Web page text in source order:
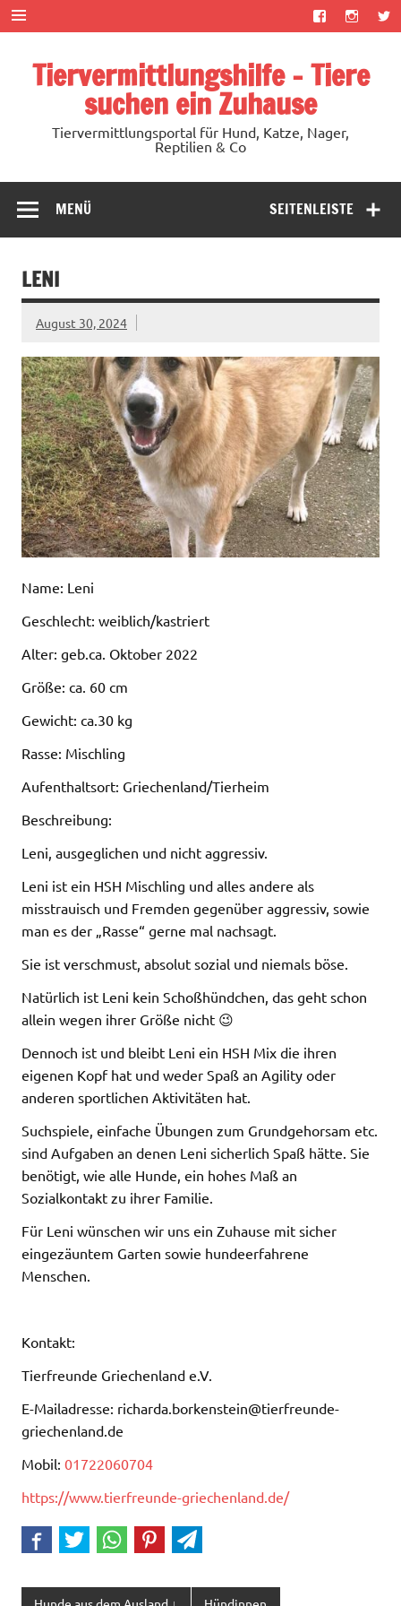
Zum
Inhalt
springen
Tiervermittlungshilfe – Tiere
suchen ein Zuhause
Tiervermittlungsportal für Hund, Katze, Nager,
Reptilien & Co
SEITENLEISTE
MENÜ
LENI
August 30, 2024
Name: Leni
Geschlecht: weiblich/kastriert
Alter: geb.ca. Oktober 2022
Größe: ca. 60 cm
Gewicht: ca.30 kg
Rasse: Mischling
Aufenthaltsort: Griechenland/Tierheim
Beschreibung:
Leni, ausgeglichen und nicht aggressiv.
Leni ist ein HSH Mischling und alles andere als
misstrauisch und Fremden gegenüber aggressiv, sowie
man es der „Rasse“ gerne mal nachsagt.
Sie ist verschmust, absolut sozial und niemals böse.
Natürlich ist Leni kein Schoßhündchen, das geht schon
allein wegen ihrer Größe nicht 😉
Dennoch ist und bleibt Leni ein HSH Mix die ihren
eigenen Kopf hat und weder Spaß an Agility oder
anderen sportlichen Aktivitäten hat.
Suchspiele, einfache Übungen zum Grundgehorsam etc.
sind Aufgaben an denen Leni sicherlich Spaß hätte. Sie
benötigt, wie alle Hunde, ein hohes Maß an
Sozialkontakt zu ihrer Familie.
Für Leni wünschen wir uns ein Zuhause mit sicher
eingezäuntem Garten sowie hundeerfahrene
Menschen.
Kontakt:
Tierfreunde Griechenland e.V.
E-Mailadresse: richarda.borkenstein@tierfreunde-
griechenland.de
Mobil: 01722060704
https://www.tierfreunde-griechenland.de/